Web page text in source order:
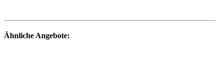
Ähnliche Angebote: